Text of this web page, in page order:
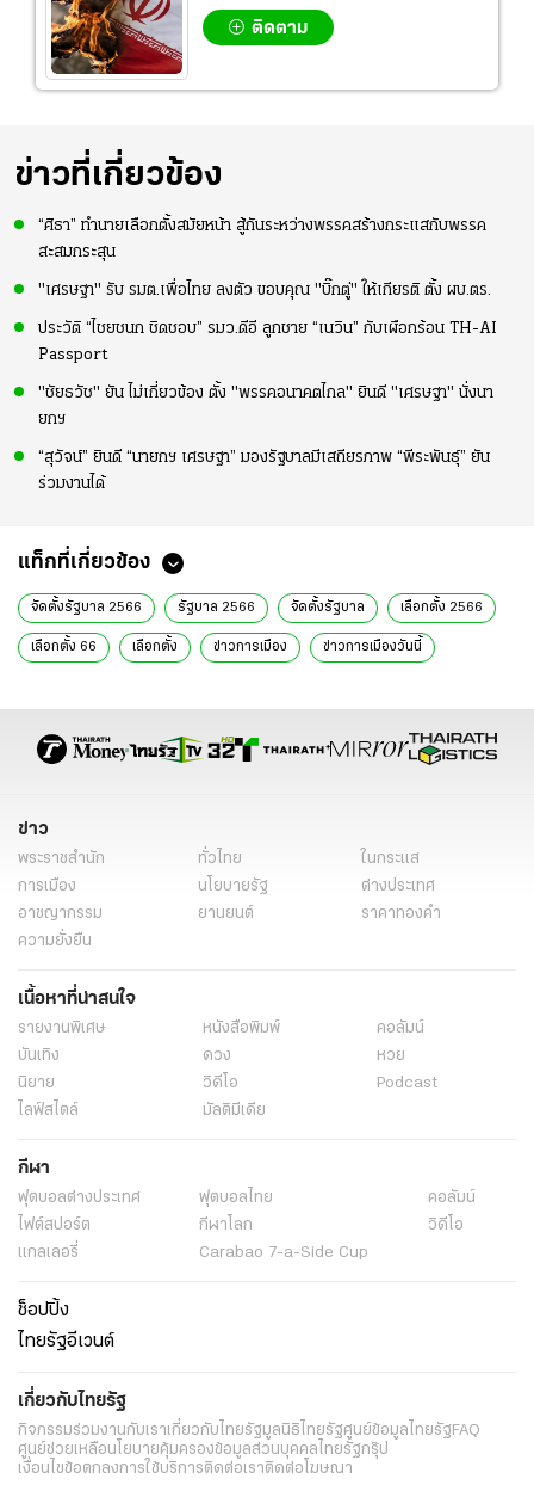
ติดตาม
ข่าวที่เกี่ยวข้อง
“ศิธา” ทำนายเลือกตั้งสมัยหน้า สู้กันระหว่างพรรคสร้างกระแสกับพรรค
สะสมกระสุน
"เศรษฐา" รับ รมต.เพื่อไทย ลงตัว ขอบคุณ "บิ๊กตู่" ให้เกียรติ ตั้ง ผบ.ตร.
ประวัติ “ไชยชนก ชิดชอบ” รมว.ดีอี ลูกชาย “เนวิน” กับเผือกร้อน TH-AI
Passport
"ชัยธวัช" ยัน ไม่เกี่ยวข้อง ตั้ง "พรรคอนาคตไกล" ยินดี "เศรษฐา" นั่งนา
ยกฯ
“สุวัจน์” ยินดี “นายกฯ เศรษฐา” มองรัฐบาลมีเสถียรภาพ “พีระพันธุ์” ยัน
ร่วมงานได้
แท็กที่เกี่ยวข้อง
จัดตั้งรัฐบาล 2566 รัฐบาล 2566 จัดตั้งรัฐบาล เลือกตั้ง 2566
เลือกตั้ง 66 เลือกตั้ง ข่าวการเมือง ข่าวการเมืองวันนี้
ธัชพงษ์ แกดำ แนวร่วมธรรมศาสตร์และการชุมนุม ปิดสวิตซ์ สว.
ข่าว
พระราชสำนัก ทั่วไทย
ในกระแส
การเมือง
นโยบายรัฐ
ต่างประเทศ
อาชญากรรม
ยานยนต์
ราคาทองคำ
ความยั่งยืน
เนื้อหาที่น่าสนใจ
รายงานพิเศษ หนังสือพิมพ์
คอลัมน์
บันเทิง
ดวง
หวย
นิยาย
วิดีโอ
Podcast
ไลฟ์สไตล์
มัลติมีเดีย
กีฬา
ฟุตบอลต่่างประเทศ ฟุตบอลไทย
คอลัมน์
ไฟต์สปอร์ต
กีฬาโลก
วิดีโอ
แกลเลอรี่
Carabao 7-a-Side Cup
ช็อปปิ้ง
ไทยรัฐอีเวนต์
เกี่ยวกับไทยรัฐ
กิจกรรมร่วมงานกับเราเกี่ยวกับไทยรัฐมูลนิธิไทยรัฐศูนย์ข้อมูลไทยรัฐFAQ
ศูนย์ช่วยเหลือนโยบายคุ้มครองข้อมูลส่วนบุคคลไทยรัฐกรุ๊ป
เงื่อนไขข้อตกลงการใช้บริการติดต่อเราติดต่อโฆษณา